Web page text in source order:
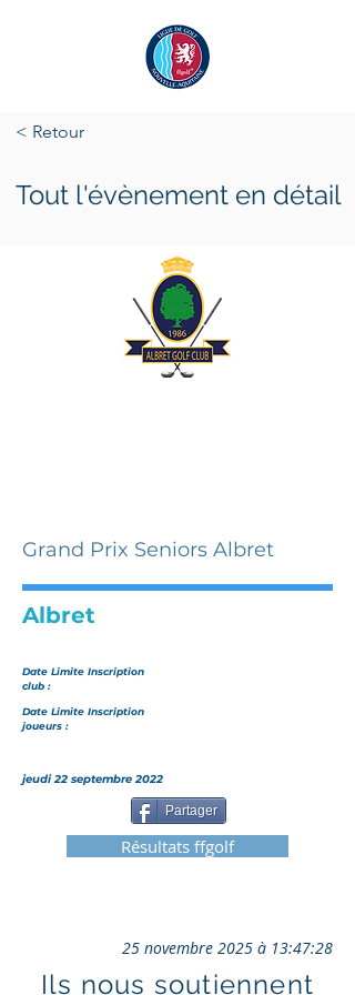
< Retour
Tout l'évènement en détail
Grand Prix Seniors Albret
Albret
Date Limite Inscription
club :
Date Limite Inscription
joueurs :
jeudi 22 septembre 2022
Partager
Résultats ffgolf
25 novembre 2025 à 13:47:28
Ils nous soutiennent